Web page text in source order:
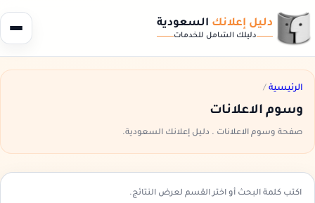
دليل إعلانك السعودية
دليلك الشامل للخدمات
الرئيسية /
وسوم الاعلانات
صفحة وسوم الاعلانات . دليل إعلانك السعودية.
اكتب كلمة البحث أو اختر القسم لعرض النتائج.